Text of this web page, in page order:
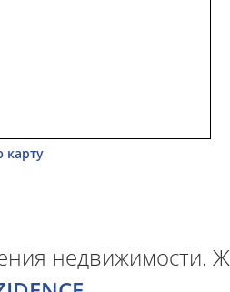
карту
недвижимости.